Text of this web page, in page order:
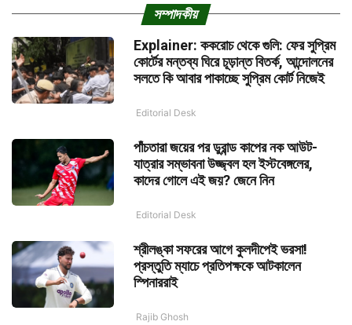
সম্পাদকীয়
Explainer: ককরোচ থেকে গুলি: ফের সুপ্রিম
কোর্টের মন্তব্য ঘিরে চূড়ান্ত বিতর্ক, আন্দোলনের
সলতে কি আবার পাকাচ্ছে সুপ্রিম কোর্ট নিজেই
Editorial Desk
পাঁচতারা জয়ের পর ডুরান্ড কাপের নক আউট-
যাত্রার সম্ভাবনা উজ্জ্বল হল ইস্টবেঙ্গলের,
কাদের গোলে এই জয়? জেনে নিন
Editorial Desk
শ্রীলঙ্কা সফরের আগে কুলদীপেই ভরসা!
প্রস্তুতি ম্যাচে প্রতিপক্ষকে আটকালেন
স্পিনাররাই
Rajib Ghosh